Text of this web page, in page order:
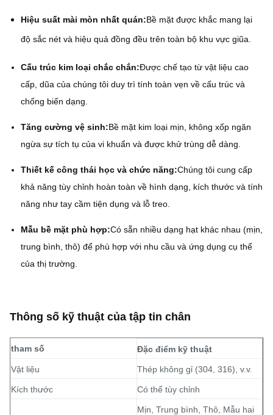
Hiệu suất mài mòn nhất quán:Bề mặt được khắc mang lại
độ sắc nét và hiệu quả đồng đều trên toàn bộ khu vực giũa.
Cấu trúc kim loại chắc chắn:Được chế tạo từ vật liệu cao
cấp, dũa của chúng tôi duy trì tính toàn vẹn về cấu trúc và
chống biến dạng.
Tăng cường vệ sinh:Bề mặt kim loại mịn, không xốp ngăn
ngừa sự tích tụ của vi khuẩn và được khử trùng dễ dàng.
Thiết kế công thái học và chức năng:Chúng tôi cung cấp
khả năng tùy chỉnh hoàn toàn về hình dạng, kích thước và tính
năng như tay cầm tiện dụng và lỗ treo.
Mẫu bề mặt phù hợp:Có sẵn nhiều dạng hạt khác nhau (mịn,
trung bình, thô) để phù hợp với nhu cầu và ứng dụng cụ thể
của thị trường.
Thông số kỹ thuật của tập tin chân
tham số Đặc điểm kỹ thuật
Vật liệu Thép không gỉ (304, 316), v.v.
Kích thước Có thể tùy chỉnh
Mịn, Trung bình, Thô, Mẫu hai